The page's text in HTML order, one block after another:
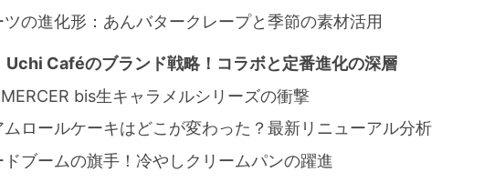
の進化形：あんバタークレープと季節の素材活用
Uchi Caféのブランド戦略！コラボと定番進化の深層
bis生キャラメルシリーズの衝撃
ロールケーキはどこが変わった？最新リニューアル分析
ブームの旗手！冷やしクリームパンの躍進